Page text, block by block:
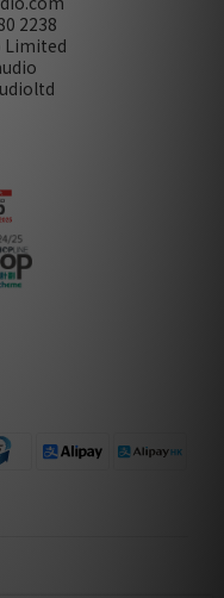
2238
Limited